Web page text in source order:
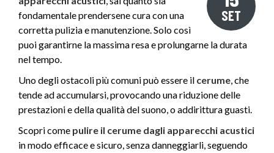
SET
fondamentale prendersene cura con una
corretta pulizia e manutenzione. Solo così
puoi garantirne la massima resa e prolungarne la durata
nel tempo.
Uno degli ostacoli più comuni può essere il cerume, che
tende ad accumularsi, provocando una riduzione delle
prestazioni e della qualità del suono, o addirittura guasti.
Scopri come pulire il cerume dagli apparecchi acustici
in modo efficace e sicuro, senza danneggiarli, seguendo